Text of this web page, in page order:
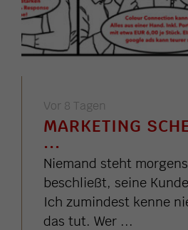
Vor 8 Tagen
MARKETING
...
Niemand steht
beschließt, seine
Ich zumindest kenne
das tut. Wer ...